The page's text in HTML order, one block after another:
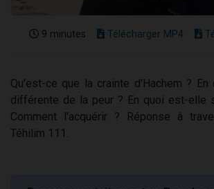
9 minutes Télécharger MP4
Qu'est-ce que la crainte d'Hachem ?
différente de la peur ? En quoi est-elle
Comment l'acquérir ? Réponse à
Téhilim 111.